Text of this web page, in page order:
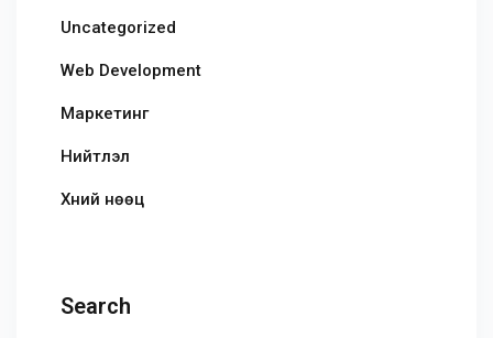
Uncategorized
Web Development
Маркетинг
Нийтлэл
Хүний нөөц
Search